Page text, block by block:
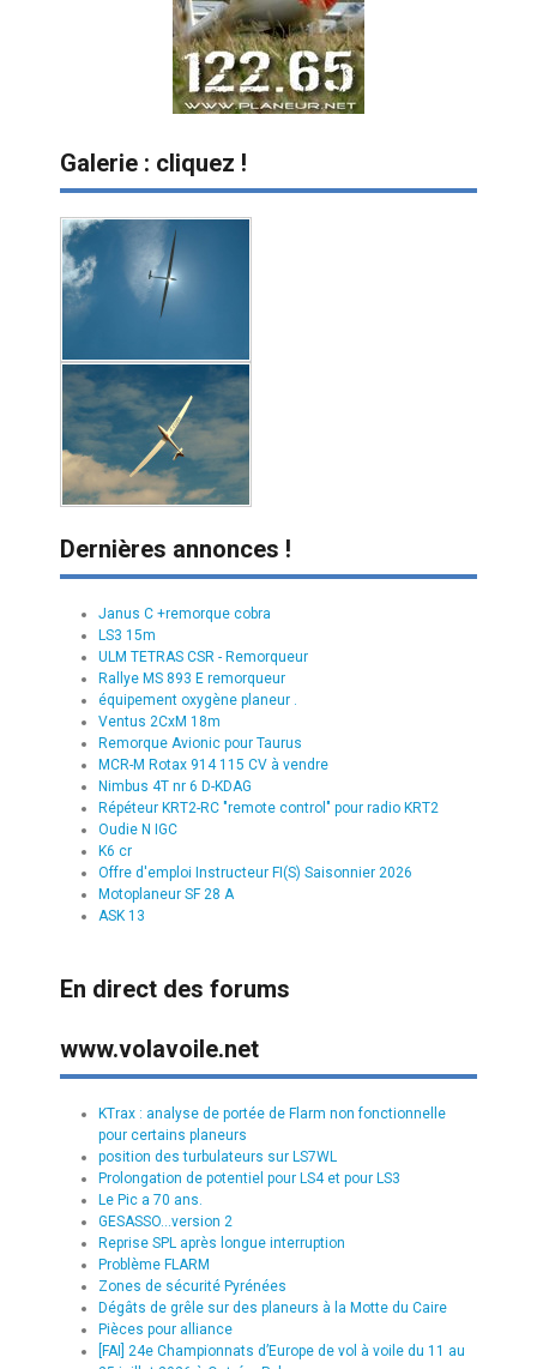
Galerie : cliquez !
Dernières annonces !
Janus C +remorque cobra
LS3 15m
ULM TETRAS CSR - Remorqueur
Rallye MS 893 E remorqueur
équipement oxygène planeur .
Ventus 2CxM 18m
Remorque Avionic pour Taurus
MCR-M Rotax 914 115 CV à vendre
Nimbus 4T nr 6 D-KDAG
Répéteur KRT2-RC "remote control" pour radio KRT2
Oudie N IGC
K6 cr
Offre d'emploi Instructeur FI(S) Saisonnier 2026
Motoplaneur SF 28 A
ASK 13
En direct des forums
www.volavoile.net
KTrax : analyse de portée de Flarm non fonctionnelle
pour certains planeurs
position des turbulateurs sur LS7WL
Prolongation de potentiel pour LS4 et pour LS3
Le Pic a 70 ans.
GESASSO...version 2
Reprise SPL après longue interruption
Problème FLARM
Zones de sécurité Pyrénées
Dégâts de grêle sur des planeurs à la Motte du Caire
Pièces pour alliance
[FAI] 24e Championnats d’Europe de vol à voile du 11 au